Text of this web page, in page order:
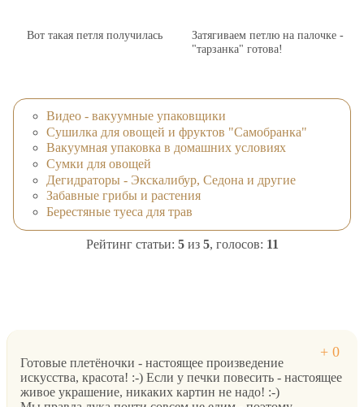
Вот такая петля получилась
Затягиваем петлю на палочке -
"тарзанка" готова!
Видео - вакуумные упаковщики
Сушилка для овощей и фруктов "Самобранка"
Вакуумная упаковка в домашних условиях
Сумки для овощей
Дегидраторы - Экскалибур, Седона и другие
Забавные грибы и растения
Берестяные туеса для трав
Рейтинг статьи: 5из 5, голосов: 11
Готовые плетёночки - настоящее произведение
искусства, красота! :-) Если у печки повесить - настоящее
живое украшение, никаких картин не надо! :-)